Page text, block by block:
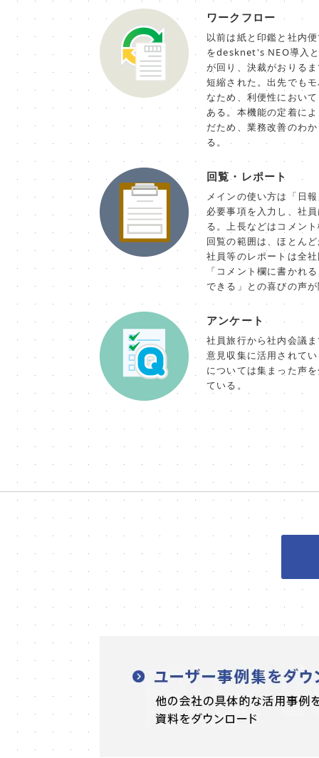
ワークフロー
以前は紙と印鑑と社内
をdesknet's NEO導入
が回り、決裁がおりる
短縮された。出先でも
なため、利便性におい
ある。本機能の定着に
だため、業務改善のわ
る。
回覧・レポート
メインの使い方は「日
必要事項を入力し、社
る。上長などはコメン
回覧の範囲は、ほとん
社員等のレポートは全
「コメント欄に書かれ
できる」との喜びの声
アンケート
社員旅行から社内会議
意見収集に活用されて
については集まった声
ている。